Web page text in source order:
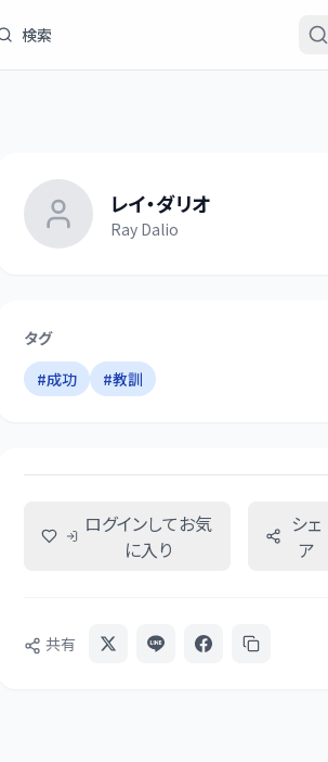
検索
レイ・ダリオ
Ray Dalio
タグ
#成功 #教訓
ログインしてお気
に入り
シェ
ア
共有